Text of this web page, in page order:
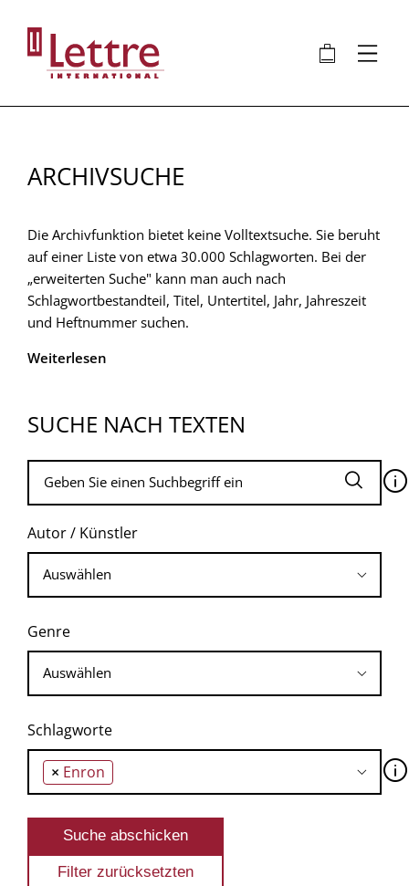
Inhalt
🛍 ⋮
ARCHIVSUCHE
Die Archivfunktion bietet keine Volltextsuche. Sie beruht
auf einer Liste von etwa 30.000 Schlagworten. Bei der
„erweiterten Suche" kann man auch nach
Schlagwortbestandteil, Titel, Untertitel, Jahr, Jahreszeit
und Heftnummer suchen.
Weiterlesen
SUCHE NACH TEXTEN
🛈
Autor / Künstler
Genre
Schlagworte
× Enron 🛈